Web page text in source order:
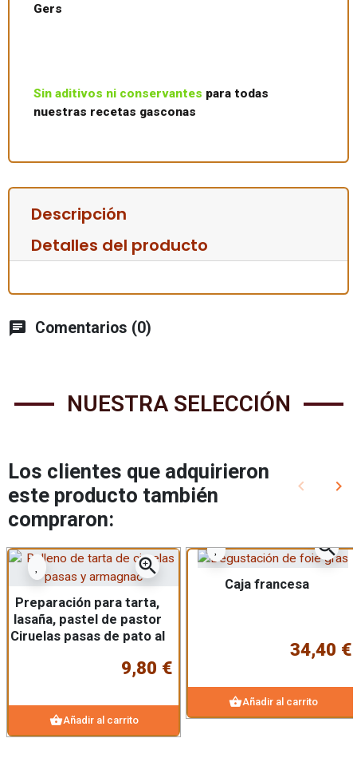
Gers
Sin aditivos ni conservantes para todas
nuestras recetas gasconas
Descripción
Detalles del producto
chat Comentarios (0)
NUESTRA SELECCIÓN
Los clientes que adquirieron
este producto también
compraron:
Anterior
keyboard_arrow_left keyboard_arrow_right
zoom_in
Preparación para tarta,
lasaña, pastel de pastor
Ciruelas pasas de pato al
9,80 €
shopping_basketAñadir al carrito
zoom_in
Caja francesa
34,40 €
shopping_basketAñadir al carrito